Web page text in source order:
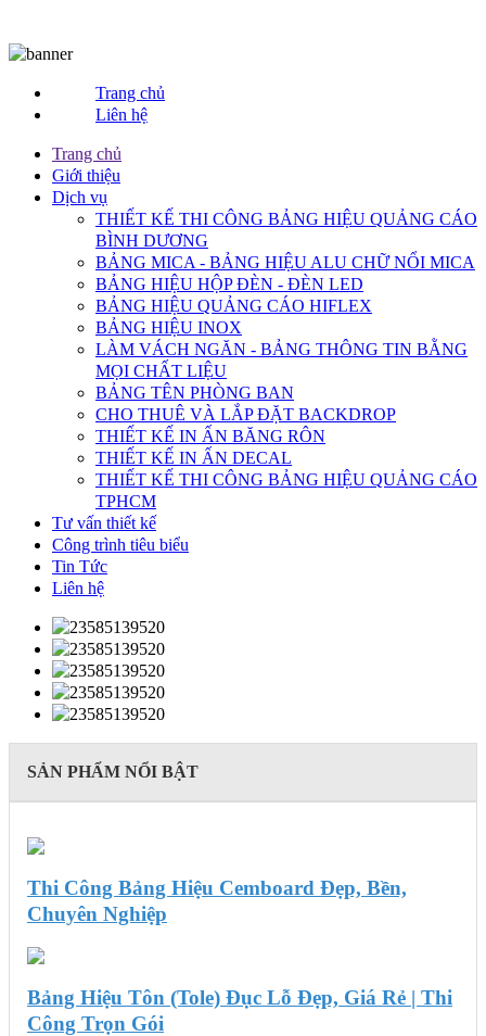
Bảng Hiệu Quảng Cáo Bình Dương
Trang chủ
Liên hệ
Trang chủ
Giới thiệu
Dịch vụ
THIẾT KẾ THI CÔNG BẢNG HIỆU QUẢNG CÁO
BÌNH DƯƠNG
BẢNG MICA - BẢNG HIỆU ALU CHỮ NỔI MICA
BẢNG HIỆU HỘP ĐÈN - ĐÈN LED
BẢNG HIỆU QUẢNG CÁO HIFLEX
BẢNG HIỆU INOX
LÀM VÁCH NGĂN - BẢNG THÔNG TIN BẰNG
MỌI CHẤT LIỆU
BẢNG TÊN PHÒNG BAN
CHO THUÊ VÀ LẮP ĐẶT BACKDROP
THIẾT KẾ IN ẤN BĂNG RÔN
THIẾT KẾ IN ẤN DECAL
THIẾT KẾ THI CÔNG BẢNG HIỆU QUẢNG CÁO
TPHCM
Tư vấn thiết kế
Công trình tiêu biểu
Tin Tức
Liên hệ
SẢN PHẨM NỔI BẬT
Thi Công Bảng Hiệu Cemboard Đẹp, Bền,
Chuyên Nghiệp
Bảng Hiệu Tôn (Tole) Đục Lỗ Đẹp, Giá Rẻ | Thi
Công Trọn Gói